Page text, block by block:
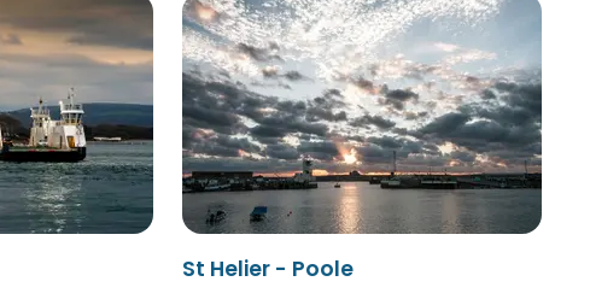
St Helier - Poole